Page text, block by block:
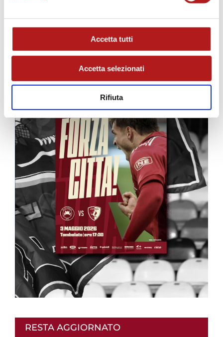
Accetta tutti
Accetta selezionati
Rifiuta
MATCH PROGRAM
RESTA AGGIORNATO